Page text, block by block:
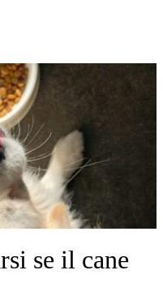
se il cane